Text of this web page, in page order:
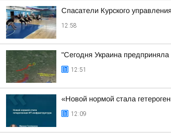
Спасатели Курского
12:58
"Сегодня Украина
12:51
«Новой нормой стала
12:09